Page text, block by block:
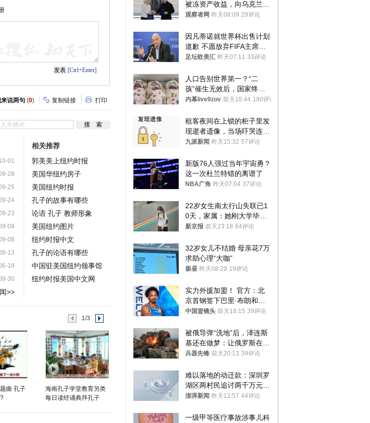
[Ctrl+Enter]
说两句 (0) 复制链接 打印
01
28
25
24
23
09
08
13
18
30
>>
相关推荐
郭美美上纽约时报
美国华纽约房子
美国纽约时报
孔子的故事有哪些
论语 孔子 教师形象
美国纽约图片
纽约时报中文
孔子的论语有哪些
中国驻美国纽约领事馆
纽约时报美国中文网
1/3
曲 孔子
海南孔子学堂教育另类
每日读经诵典拜孔子
被冻资产收益，向乌克兰提
供援助
观察者网 昨天08:09 29评论
因凡蒂诺就世界杯出售计划
道歉 不愿放弃FIFA主席职
位
足坛欧美汇 昨天07:11 33评论
人口告别世界第一？“二
孩”催生无效后，国家终于
向住房出手了！
内幕live9zov 前天18:44 180评论
租客夜间在上锁的柜子里发
现逝者遗像，当场吓哭连夜
搬离，房东退还押金
九派新闻 昨天15:32 57评论
新版76人强过当年宇宙勇？
这一次杜兰特错的离谱了
NBA广角 昨天07:04 37评论
22岁女生南太行山失联已1
0天，家属：她刚大学毕业
想到山里旅行
新京报 前天23:18 64评论
32岁女儿不结婚 母亲花7万
求助心理“大咖”
极昼 昨天08:29 19评论
实力外援加盟！ 官方：北
京首钢签下巴里·布朗和桑
普森
中国篮镜头 前天18:15 39评论
被俄导弹“洗地”后，泽连斯
基还在做梦：让俄罗斯在冬
季前求和？
兵器先锋 前天20:13 39评论
难以落地的动迁款：深圳罗
湖区两村民追讨两千万元动
迁款八年未果
澎湃新闻 昨天12:57 44评论
一级甲等医疗事故涉事儿科